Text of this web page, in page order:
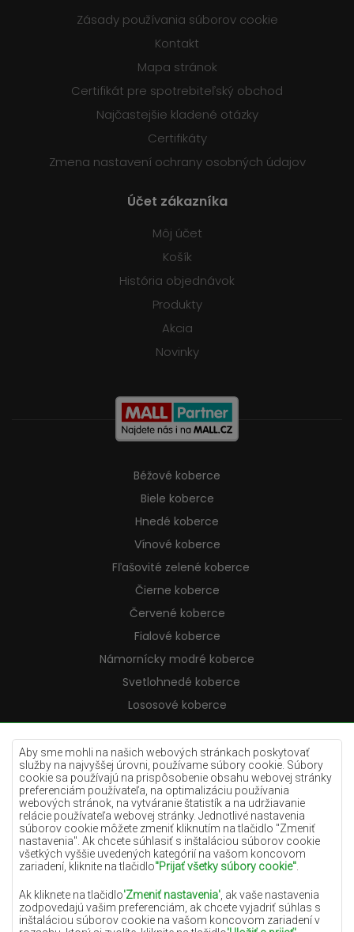
Aby sme mohli na našich webových stránkach poskytovať
služby na najvyššej úrovni, používame súbory cookie. Súbory
cookie sa používajú na prispôsobenie obsahu webovej stránky
preferenciám používateľa, na optimalizáciu používania
webových stránok, na vytváranie štatistík a na udržiavanie
relácie používateľa webovej stránky. Jednotlivé nastavenia
súborov cookie môžete zmeniť kliknutím na tlačidlo "Zmeniť
nastavenia". Ak chcete súhlasiť s inštaláciou súborov cookie
všetkých vyššie uvedených kategórií na vašom koncovom
zariadení, kliknite na tlačidlo"Prijať všetky súbory cookie"
Ak kliknete na tlačidlo'Zmeniť nastavenia' , ak vaše nastavenia
zodpovedajú vašim preferenciám, ak chcete vyjadriť súhlas s
inštaláciou súborov cookie na vašom koncovom zariadení v
Zásady používania súborov cookie
Kontakt
Mapa stránok
Certifikát pre spotrebiteľský obchod
Najčastejšie kladené otázky
Certifikáty
Zmena nastavení ochrany osobných údajov
Účet zákazníka
Môj účet
Košík
História objednávok
Produkty
Akcia
Novinky
Béžové koberce
Biele koberce
Hnedé koberce
Vínové koberce
Fľašovité zelené koberce
Čierne koberce
Červené koberce
Fialové koberce
Námornícky modré koberce
Svetlohnedé koberce
Lososové koberce
Krémové koberce
Lilac koberce
Žlté koberce
Mätové koberce
Modré koberce
Oranžové koberce
Ružové koberce
Šedé koberce
Terakotové koberce